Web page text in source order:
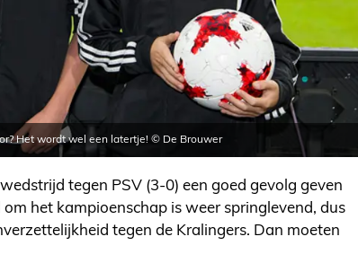
Het wordt wel een latertje! © De Brouwer
tegen PSV (3-0) een goed gevolg geven
om het kampioenschap is weer springlevend, dus
tegen de Kralingers. Dan moeten